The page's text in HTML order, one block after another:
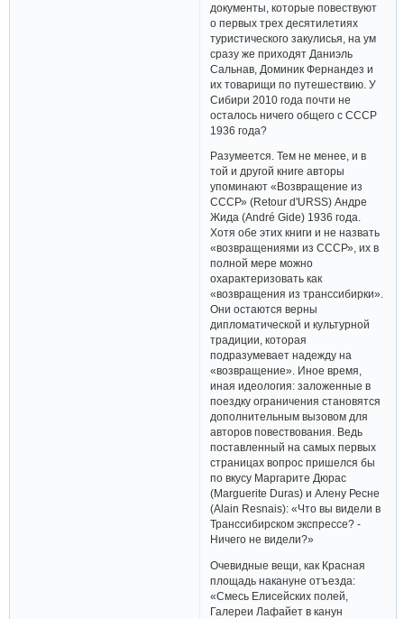
документы, которые повествуют
о первых трех десятилетиях
туристического закулисья, на ум
сразу же приходят Даниэль
Сальнав, Доминик Фернандез и
их товарищи по путешествию. У
Сибири 2010 года почти не
осталось ничего общего с СССР
1936 года?
Разумеется. Тем не менее, и в
той и другой книге авторы
упоминают «Возвращение из
СССР» (Retour d'URSS) Андре
Жида (André Gide) 1936 года.
Хотя обе этих книги и не назвать
«возвращениями из СССР», их в
полной мере можно
охарактеризовать как
«возвращения из транссибирки».
Они остаются верны
дипломатической и культурной
традиции, которая
подразумевает надежду на
«возвращение». Иное время,
иная идеология: заложенные в
поездку ограничения становятся
дополнительным вызовом для
авторов повествования. Ведь
поставленный на самых первых
страницах вопрос пришелся бы
по вкусу Маргарите Дюрас
(Marguerite Duras) и Алену Ресне
(Alain Resnais): «Что вы видели в
Транссибирском экспрессе? -
Ничего не видели?»
Очевидные вещи, как Красная
площадь накануне отъезда:
«Смесь Елисейских полей,
Галереи Лафайет в канун